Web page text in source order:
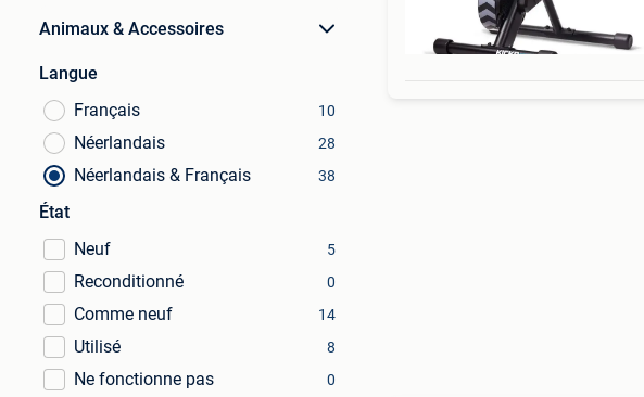
Animaux & Accessoires
Langue
Français
10
Néerlandais 28
Néerlandais & Français 38
État
Neuf
5
Reconditionné 0
Comme neuf 14
Utilisé 8
Ne fonctionne pas 0